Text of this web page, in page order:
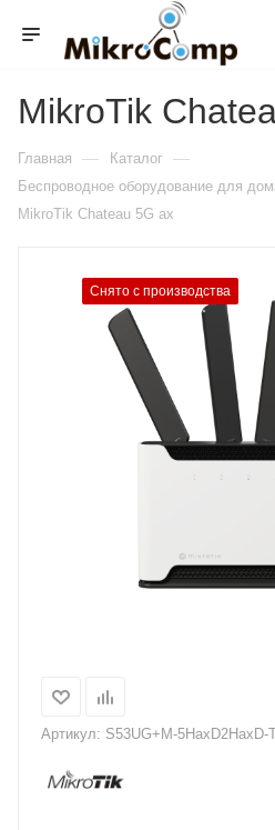
MikroTik
Главная — Каталог —
Беспроводное оборудование для
MikroTik Chateau 5G ax
Снято с производства
Артикул: S53UG+M-5HaxD2HaxD-